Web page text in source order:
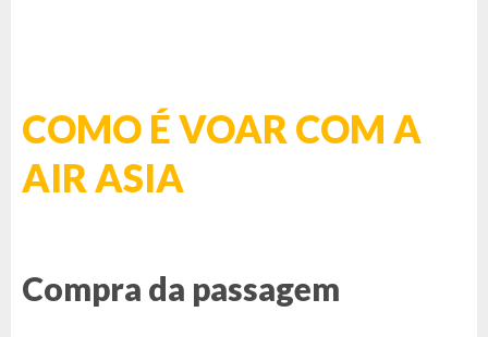
COMO É VOAR COM A
AIR ASIA
Compra da passagem